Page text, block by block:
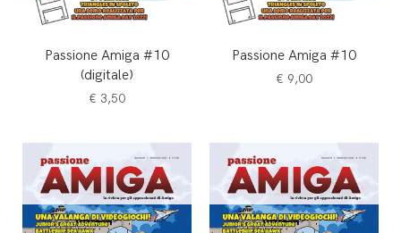
Passione Amiga #10
(digitale)
€ 3,50
Passione Amiga #10
€ 9,00